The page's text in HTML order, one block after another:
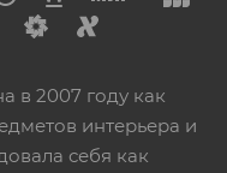
в 2007 году как
интерьера и
себя как